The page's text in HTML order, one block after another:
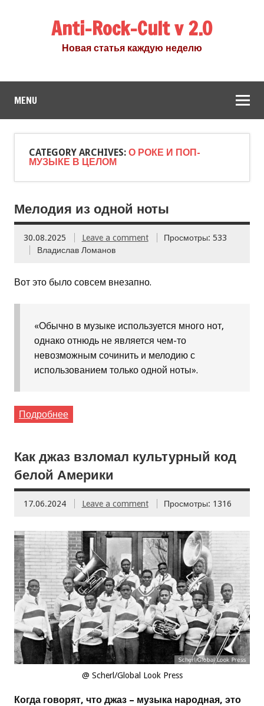
Anti-Rock-Cult v 2.0
Новая статья каждую неделю
MENU
CATEGORY ARCHIVES: О РОКЕ И ПОП-
МУЗЫКЕ В ЦЕЛОМ
Мелодия из одной ноты
30.08.2025 Leave a comment
Просмотры: 533
Владислав Ломанов
Вот это было совсем внезапно.
«Обычно в музыке используется много нот,
однако отнюдь не является чем-то
невозможным сочинить и мелодию с
использованием только одной ноты».
Подробнее
Как джаз взломал культурный код
белой Америки
17.06.2024 Leave a comment Просмотры: 1316
@ Scherl/Global Look Press
Когда говорят, что джаз – музыка народная, это